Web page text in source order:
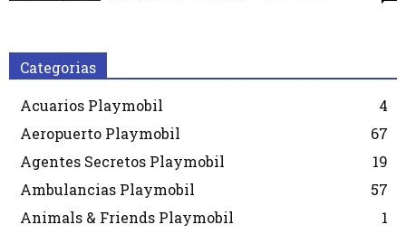
Categorias
Acuarios Playmobil
4
Aeropuerto Playmobil
67
Agentes Secretos Playmobil
19
Ambulancias Playmobil
57
Animals & Friends Playmobil
1